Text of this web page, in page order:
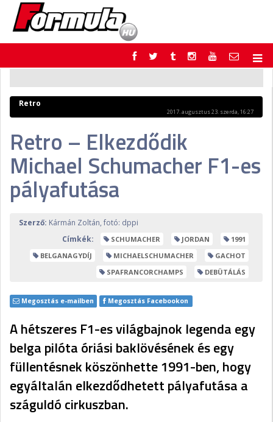
FORMULA
MOTOR
HAZAI
PODCAST
SHOP
LIVE
TIPPJÁTÉK
DIGITÁLIS MAGAZIN
PONTÁLLÁSOK
VERSENYNAPTÁRAK
Retro
2017. augusztus 23. szerda, 16:27
Retro – Elkezdődik
Michael Schumacher F1-es
pályafutása
Szerző: Kármán Zoltán, fotó: dppi
Címkék:
SCHUMACHER JORDAN
1991
BELGANAGYDÍJ
MICHAELSCHUMACHER
GACHOT
SPAFRANCORCHAMPS
DEBÜTÁLÁS
Megosztás e-mailben Megosztás Facebookon
A hétszeres F1-es világbajnok legenda egy
belga pilóta óriási baklövésének és egy
füllentésnek köszönhette 1991-ben, hogy
egyáltalán elkezdődhetett pályafutása a
száguldó cirkuszban.